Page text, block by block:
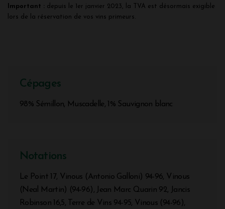
Important : depuis le 1er janvier 2023, la TVA est désormais exigible
lors de la réservation de vos vins primeurs.
Cépages
98% Sémillon, Muscadelle, 1% Sauvignon blanc
Notations
Le Point 17, Vinous (Antonio Galloni) 94-96, Vinous
(Neal Martin) (94-96), Jean Marc Quarin 92, Jancis
Robinson 16,5, Terre de Vins 94-95, Vinous (94-96),